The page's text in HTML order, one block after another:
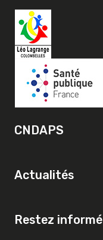
CNDAPS
Actualités
Restez informé